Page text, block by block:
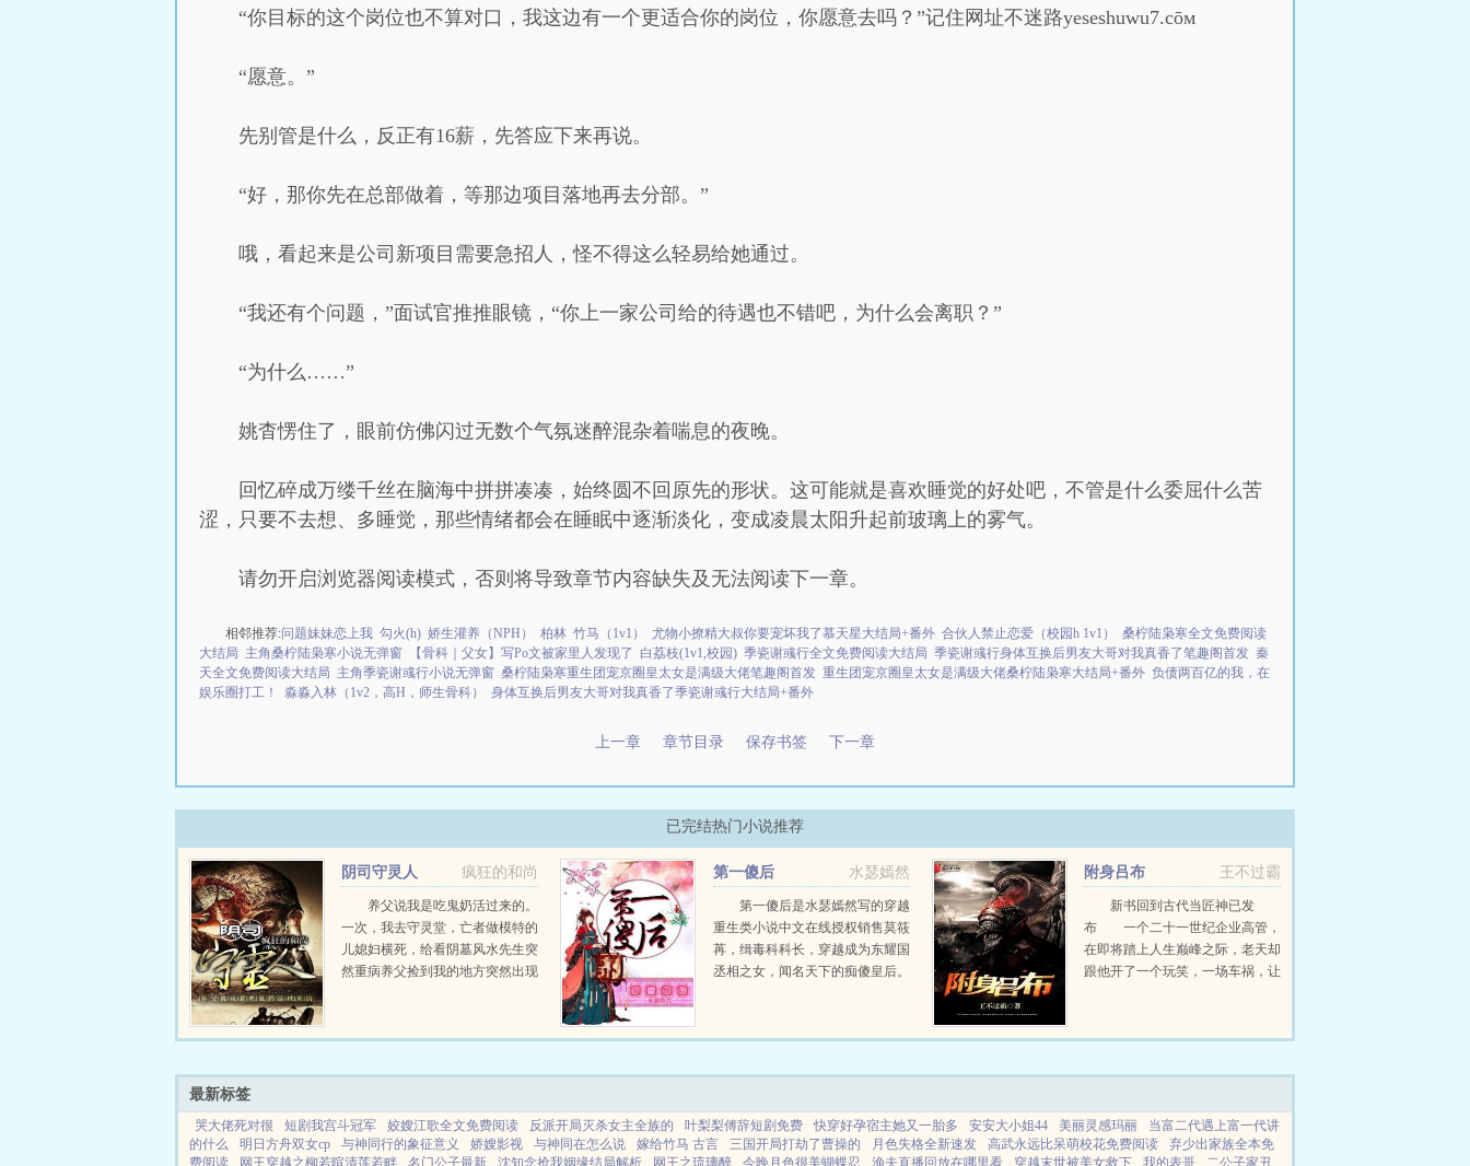
“你目标的这个岗位也不算对口，我这边有一个更适合你的岗位，你愿意去吗？”记住网址不迷路yeseshuwu7.cōм
“愿意。”
先别管是什么，反正有16薪，先答应下来再说。
“好，那你先在总部做着，等那边项目落地再去分部。”
哦，看起来是公司新项目需要急招人，怪不得这么轻易给她通过。
“我还有个问题，”面试官推推眼镜，“你上一家公司给的待遇也不错吧，为什么会离职？”
“为什么……”
姚杳愣住了，眼前仿佛闪过无数个气氛迷醉混杂着喘息的夜晚。
回忆碎成万缕千丝在脑海中拼拼凑凑，始终圆不回原先的形状。这可能就是喜欢睡觉的好处吧，不管是什么委屈什么苦
涩，只要不去想、多睡觉，那些情绪都会在睡眠中逐渐淡化，变成凌晨太阳升起前玻璃上的雾气。
请勿开启浏览器阅读模式，否则将导致章节内容缺失及无法阅读下一章。
相邻推荐:问题妹妹恋上我 勾火(h) 娇生灌养（NPH） 柏林 竹马（1v1） 尤物小撩精大叔你要宠坏我了慕天星大结局+番外 合伙人禁止恋爱（校园h 1v1）
桑柠陆枭寒全文免费阅读
大结局 主角桑柠陆枭寒小说无弹窗 【骨科｜父女】写Po文被家里人发现了 白荔枝(1v1,校园) 季瓷谢彧行全文免费阅读大结局 季瓷谢彧行身体互换后男友大哥对我真香了笔趣阁首发 秦
天全文免费阅读大结局 主角季瓷谢彧行小说无弹窗 桑柠陆枭寒重生团宠京圈皇太女是满级大佬笔趣阁首发 重生团宠京圈皇太女是满级大佬桑柠陆枭寒大结局+番外 负债两百亿的我，在
娱乐圈打工！
淼淼入林（1v2，高H，师生骨科） 身体互换后男友大哥对我真香了季瓷谢彧行大结局+番外
上一章 章节目录 保存书签 下一章
已完结热门小说推荐
疯狂的和尚
阴司守灵人
养父说我是吃鬼奶活过来的。
一次，我去守灵堂，亡者做模特的
儿媳妇横死，给看阴墓风水先生突
然重病养父捡到我的地方突然出现
水瑟嫣然
第一傻后
第一傻后是水瑟嫣然写的穿越
重生类小说中文在线授权销售莫筱
苒，缉毒科科长，穿越成为东耀国
丞相之女，闻名天下的痴傻皇后。
鸡飞狗跳，打搅皇帝的好事。傻，
王不过霸
附身吕布
新书回到古代当匠神已发
布 一个二十一世纪企业高管，
在即将踏上人生巅峰之际，老天却
跟他开了一个玩笑，一场车祸，让
最新标签
哭大佬死对很 短剧我宫斗冠军 姣嫂江歌全文免费阅读 反派开局灭杀女主全族的 叶梨梨傅辞短剧免费 快穿好孕宿主她又一胎多 安安大小姐44 美丽灵感玛丽
当富二代遇上富一代讲
的什么
明日方舟双女cp 与神同行的象征意义 娇嫂影视 与神同在怎么说 嫁给竹马 古言 三国开局打劫了曹操的 月色失格全新速发 高武永远比呆萌校花免费阅读
弃少出家族全本免
费阅读
网王穿越之柳若暄清莲若畔 名门公子最新 沈知念抢我姻缘结局解析 网王之琉璃醉 今晚月色很美蝴蝶忍 渔夫直播回放在哪里看 穿越末世被美女救下 我的表哥 二公子家丑